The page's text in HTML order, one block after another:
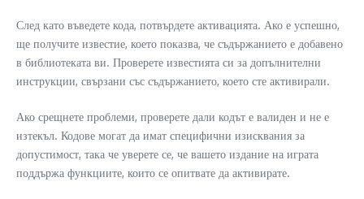
След като въведете кода, потвърдете активацията. Ако е успешно,
ще получите известие, което показва, че съдържанието е добавено
в библиотеката ви. Проверете известията си за допълнителни
инструкции, свързани със съдържанието, което сте активирали.
Ако срещнете проблеми, проверете дали кодът е валиден и не е
изтекъл. Кодове могат да имат специфични изисквания за
допустимост, така че уверете се, че вашето издание на играта
поддържа функциите, които се опитвате да активирате.